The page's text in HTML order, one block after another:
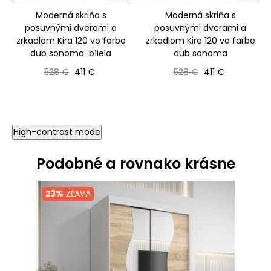
Moderná skriňa s
posuvnými dverami a
zrkadlom Kira 120 vo farbe
dub sonoma-bíiela
Bežná cena
528 € Cena
411 €
Moderná skriňa s
posuvnými dverami a
zrkadlom Kira 120 vo farbe
dub sonoma
Bežná cena
528 € Cena
411 €
High-contrast mode
Podobné a rovnako krásne
23% ZĽAVA